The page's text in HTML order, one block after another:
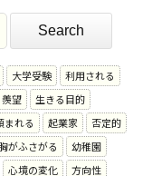
大学受験
利用される
羨望
生きる目的
まれる 起業家
否定的
がふさがる
幼稚園
心境の変化
方向性